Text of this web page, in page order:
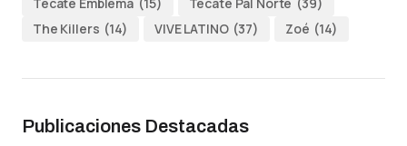
The Killers (14) VIVE LATINO (37) Zoé (14)
Publicaciones Destacadas